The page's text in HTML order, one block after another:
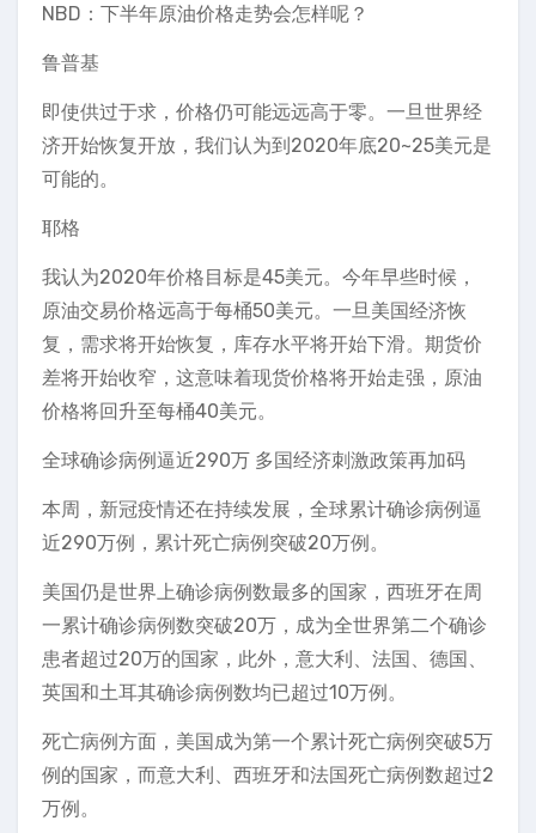
NBD：下半年原油价格走势会怎样呢？
鲁普基
即使供过于求，价格仍可能远远高于零。一旦世界经
济开始恢复开放，我们认为到2020年底20~25美元是
可能的。
耶格
我认为2020年价格目标是45美元。今年早些时候，
原油交易价格远高于每桶50美元。一旦美国经济恢
复，需求将开始恢复，库存水平将开始下滑。期货价
差将开始收窄，这意味着现货价格将开始走强，原油
价格将回升至每桶40美元。
全球确诊病例逼近290万 多国经济刺激政策再加码
本周，新冠疫情还在持续发展，全球累计确诊病例逼
近290万例，累计死亡病例突破20万例。
美国仍是世界上确诊病例数最多的国家，西班牙在周
一累计确诊病例数突破20万，成为全世界第二个确诊
患者超过20万的国家，此外，意大利、法国、德国、
英国和土耳其确诊病例数均已超过10万例。
死亡病例方面，美国成为第一个累计死亡病例突破5万
例的国家，而意大利、西班牙和法国死亡病例数超过2
万例。